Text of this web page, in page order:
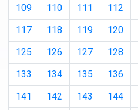
109
110 111 112
117
118 119 120
125
126 127 128
133
134 135 136
141
142 143 144